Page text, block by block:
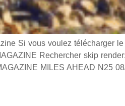
Si vous voulez télécharger
Rechercher skip
MILES AHEAD N25